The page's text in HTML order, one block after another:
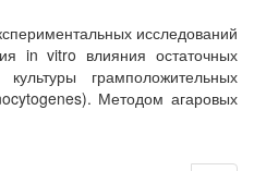
исследований
in vitro влияния остаточных
грамположительных
Методом агаровых